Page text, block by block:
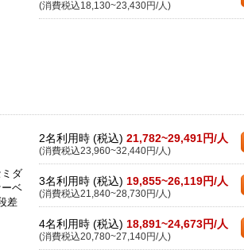
(消費税込18,130~23,430円/人)
ダ
ベ
差
2名利用時 (税込) 21,782~29,491円/人
(消費税込23,960~32,440円/人)
3名利用時 (税込) 19,855~26,119円/人
(消費税込21,840~28,730円/人)
4名利用時 (税込) 18,891~24,673円/人
(消費税込20,780~27,140円/人)